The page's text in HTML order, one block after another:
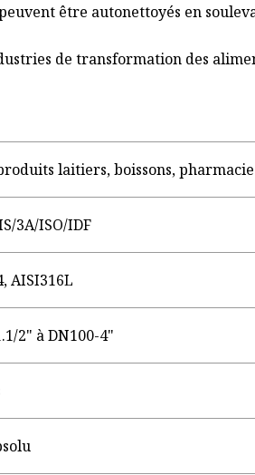
être autonettoyés en
de transformation des
laitiers, boissons, pharmacie
3A/ISO/IDF
AISI316L
2" à DN100-4"